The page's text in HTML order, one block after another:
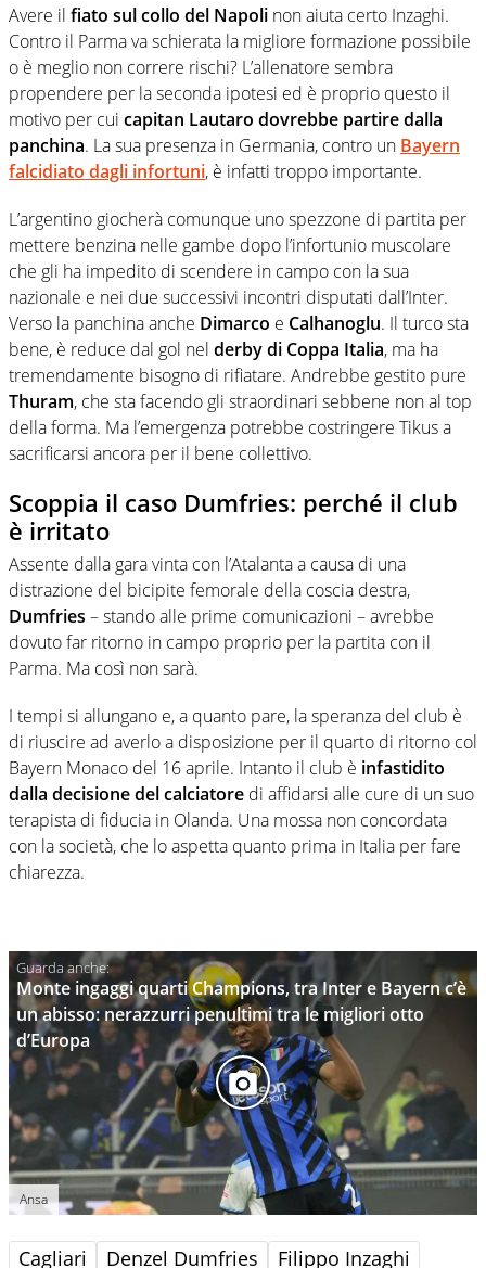
Avere il fiato sul collo del Napoli non aiuta certo Inzaghi.
Contro il Parma va schierata la migliore formazione possibile
o è meglio non correre rischi? L’allenatore sembra
propendere per la seconda ipotesi ed è proprio questo il
motivo per cui capitan Lautaro dovrebbe partire dalla
panchina. La sua presenza in Germania, contro un Bayern
falcidiato dagli infortuni, è infatti troppo importante.
L’argentino giocherà comunque uno spezzone di partita per
mettere benzina nelle gambe dopo l’infortunio muscolare
che gli ha impedito di scendere in campo con la sua
nazionale e nei due successivi incontri disputati dall’Inter.
Verso la panchina anche Dimarco e Calhanoglu. Il turco sta
bene, è reduce dal gol nel derby di Coppa Italia, ma ha
tremendamente bisogno di rifiatare. Andrebbe gestito pure
Thuram, che sta facendo gli straordinari sebbene non al top
della forma. Ma l’emergenza potrebbe costringere Tikus a
sacrificarsi ancora per il bene collettivo.
Scoppia il caso Dumfries: perché il club
è irritato
Assente dalla gara vinta con l’Atalanta a causa di una
distrazione del bicipite femorale della coscia destra,
Dumfries – stando alle prime comunicazioni – avrebbe
dovuto far ritorno in campo proprio per la partita con il
Parma. Ma così non sarà.
I tempi si allungano e, a quanto pare, la speranza del club è
di riuscire ad averlo a disposizione per il quarto di ritorno col
Bayern Monaco del 16 aprile. Intanto il club è infastidito
dalla decisione del calciatore di affidarsi alle cure di un suo
terapista di fiducia in Olanda. Una mossa non concordata
con la società, che lo aspetta quanto prima in Italia per fare
chiarezza.
Monte ingaggi quarti Champions, tra Inter e Bayern c’è
un abisso: nerazzurri penultimi tra le migliori otto
d’Europa
Ansa
Cagliari Denzel Dumfries Filippo Inzaghi